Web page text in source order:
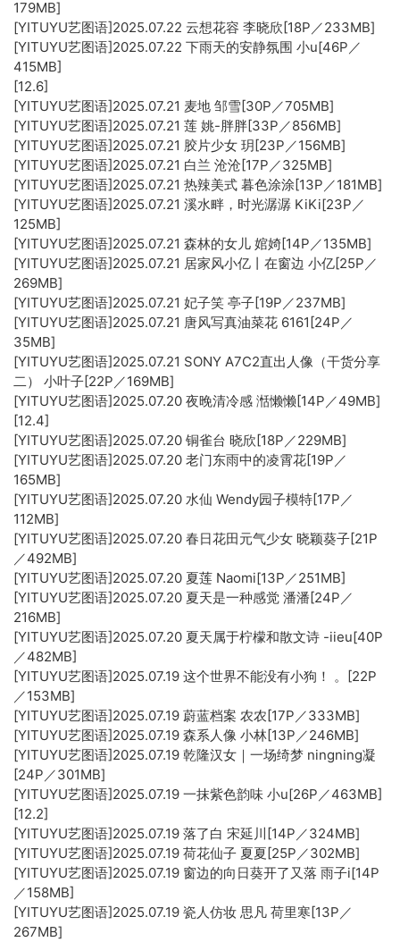
179MB]
[YITUYU艺图语]2025.07.22 云想花容 李晓欣[18P／233MB]
[YITUYU艺图语]2025.07.22 下雨天的安静氛围 小u[46P／
415MB]
[12.6]
[YITUYU艺图语]2025.07.21 麦地 邹雪[30P／705MB]
[YITUYU艺图语]2025.07.21 莲 姚-胖胖[33P／856MB]
[YITUYU艺图语]2025.07.21 胶片少女 玥[23P／156MB]
[YITUYU艺图语]2025.07.21 白兰 沧沧[17P／325MB]
[YITUYU艺图语]2025.07.21 热辣美式 暮色涂涂[13P／181MB]
[YITUYU艺图语]2025.07.21 溪水畔，时光潺潺 KiKi[23P／
125MB]
[YITUYU艺图语]2025.07.21 森林的女儿 婠婍[14P／135MB]
[YITUYU艺图语]2025.07.21 居家风小亿丨在窗边 小亿[25P／
269MB]
[YITUYU艺图语]2025.07.21 妃子笑 亭子[19P／237MB]
[YITUYU艺图语]2025.07.21 唐风写真油菜花 6161[24P／
35MB]
[YITUYU艺图语]2025.07.21 SONY A7C2直出人像（干货分享
二） 小叶子[22P／169MB]
[YITUYU艺图语]2025.07.20 夜晚清冷感 湉懒懒[14P／49MB]
[12.4]
[YITUYU艺图语]2025.07.20 铜雀台 晓欣[18P／229MB]
[YITUYU艺图语]2025.07.20 老门东雨中的凌霄花[19P／
165MB]
[YITUYU艺图语]2025.07.20 水仙 Wendy园子模特[17P／
112MB]
[YITUYU艺图语]2025.07.20 春日花田元气少女 晓颖葵子[21P
／492MB]
[YITUYU艺图语]2025.07.20 夏莲 Naomi[13P／251MB]
[YITUYU艺图语]2025.07.20 夏天是一种感觉 潘潘[24P／
216MB]
[YITUYU艺图语]2025.07.20 夏天属于柠檬和散文诗 -iieu[40P
／482MB]
[YITUYU艺图语]2025.07.19 这个世界不能没有小狗！ 。[22P
／153MB]
[YITUYU艺图语]2025.07.19 蔚蓝档案 农农[17P／333MB]
[YITUYU艺图语]2025.07.19 森系人像 小林[13P／246MB]
[YITUYU艺图语]2025.07.19 乾隆汉女｜一场绮梦 ningning凝
[24P／301MB]
[YITUYU艺图语]2025.07.19 一抹紫色韵味 小u[26P／463MB]
[12.2]
[YITUYU艺图语]2025.07.19 落了白 宋延川[14P／324MB]
[YITUYU艺图语]2025.07.19 荷花仙子 夏夏[25P／302MB]
[YITUYU艺图语]2025.07.19 窗边的向日葵开了又落 雨子i[14P
／158MB]
[YITUYU艺图语]2025.07.19 瓷人仿妆 思凡 荷里寒[13P／
267MB]